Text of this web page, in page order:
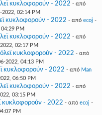
κυκλοφορούν - 2022 - από
2022, 02:14 PM
κυκλοφορούν - 2022 - από ecoj -
PM
κυκλοφορούν - 2022 - από
02:17 PM
κυκλοφορούν - 2022 - από
2022, 04:13 PM
κυκλοφορούν - 2022 - από Man
06:50 PM
κυκλοφορούν - 2022 - από
03:15 PM
κυκλοφορούν - 2022 - από ecoj -
PM